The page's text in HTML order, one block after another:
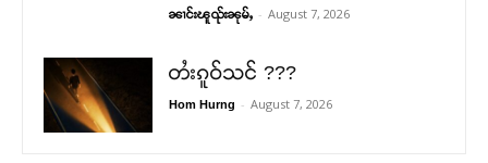
ၼၢင်းၽူၺ်းၼုမ်ႇ - August 7, 2026
တႆးၵူဝ်သင် ???
Hom Hurng - August 7, 2026